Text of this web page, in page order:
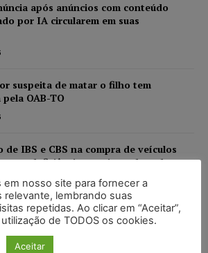
após anúncios com conteúdo
por IA circularem em suas
suspeita de matar o filho tem
OAB-TO
de IBS e CBS na compra de veículos
com deficiência e autistas de todos os
07/08/2026
mantém justa causa de empregado que
no local de trabalho
em nosso site para fornecer a
relevante, lembrando suas
repetidas. Ao clicar em “Aceitar”,
de TODOS os cookies.
Aceitar